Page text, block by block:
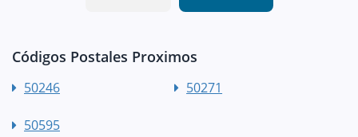
Códigos Postales Proximos
50246 50271
50595